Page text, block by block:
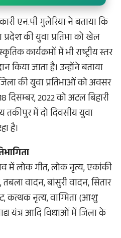
एन.पी गुलेरिया ने बताया कि
प्रदेश की युवा प्रतिभा को खेल
कार्यक्रमों में भी राष्ट्रीय स्तर
किया जाता है। उन्होंने बताया
की युवा प्रतिभाओं को अवसर
दिसम्बर, 2022 को अटल बिहारी
तकीपुर में दो दिवसीय युवा
है।
में लोक गीत, लोक नृत्य, एकांकी
वादन, बांसुरी वादन, सितार
कत्थक नृत्य, वाग्मिता (आशु
यंत्र आदि विधाओं में जिला के